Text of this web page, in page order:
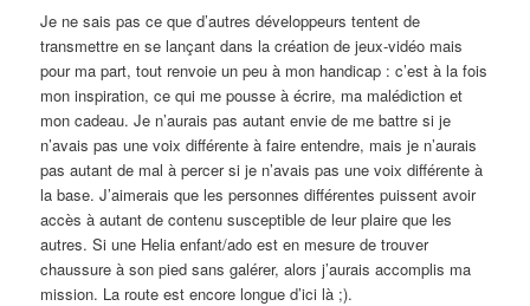
Je ne sais pas ce que d’autres développeurs tentent de
transmettre en se lançant dans la création de jeux-vidéo mais
pour ma part, tout renvoie un peu à mon handicap : c’est à la fois
mon inspiration, ce qui me pousse à écrire, ma malédiction et
mon cadeau. Je n’aurais pas autant envie de me battre si je
n’avais pas une voix différente à faire entendre, mais je n’aurais
pas autant de mal à percer si je n’avais pas une voix différente à
la base. J’aimerais que les personnes différentes puissent avoir
accès à autant de contenu susceptible de leur plaire que les
autres. Si une Helia enfant/ado est en mesure de trouver
chaussure à son pied sans galérer, alors j’aurais accomplis ma
mission. La route est encore longue d’ici là ;).